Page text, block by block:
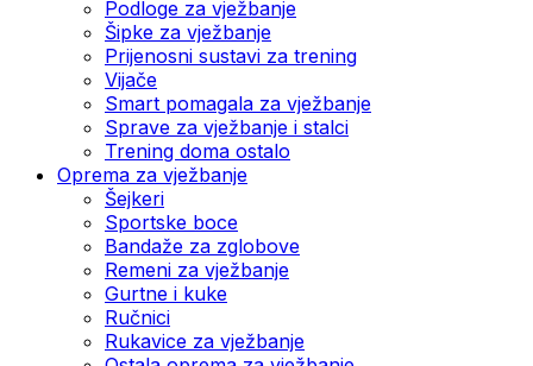
Podloge za vježbanje
Šipke za vježbanje
Prijenosni sustavi za trening
Vijače
Smart pomagala za vježbanje
Sprave za vježbanje i stalci
Trening doma ostalo
Oprema za vježbanje
Šejkeri
Sportske boce
Bandaže za zglobove
Remeni za vježbanje
Gurtne i kuke
Ručnici
Rukavice za vježbanje